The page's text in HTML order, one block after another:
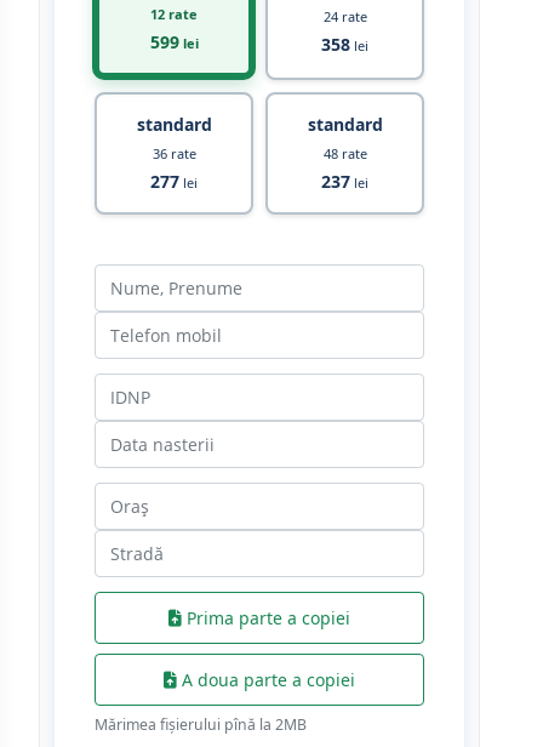
12 rate
599lei
24 rate
358 lei
standard
36 rate
277 lei
standard
48 rate
237 lei
Prima parte a copiei
A doua parte a copiei
Mărimea fișierului pînă la 2МB